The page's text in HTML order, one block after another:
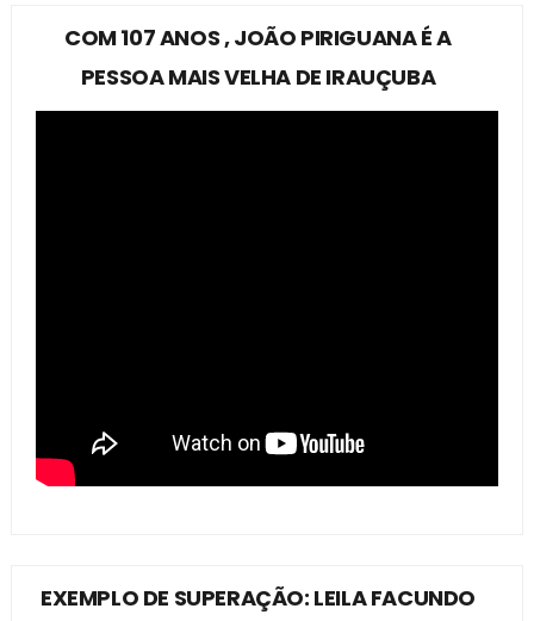
COM 107 ANOS , JOÃO PIRIGUANA É A
PESSOA MAIS VELHA DE IRAUÇUBA
EXEMPLO DE SUPERAÇÃO: LEILA FACUNDO